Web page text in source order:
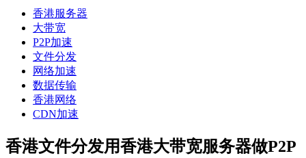
香港服务器
大带宽
P2P加速
文件分发
网络加速
数据传输
香港网络
CDN加速
香港文件分发用香港大带宽服务器做P2P